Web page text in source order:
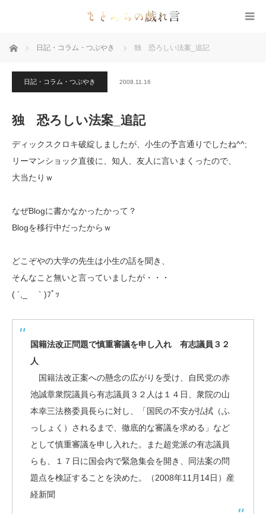
ホーム 日記・コラム・つぶやき 独 恐ろしい法案_追記
日記・コラム・つぶやき 2008.11.16
独 恐ろしい法案_追記
ディックスクロキ破綻しましたが、小生の予言通りでしたね^^;
リーマンショック直後に、知人、友人に言いまくったので、
大当たりｗ
なぜBlogに書かなかったかって？
Blogを移行中だったからｗ
どこぞやの大学の先生は小生の話を聞き、
そんなこと無いと言っていましたが・・・
( ´,_ゝ｀)ﾌﾟｯ
国籍法改正問題で慎重審議を申し入れ 有志議員３２
人
国籍法改正案への懸念の広がりを受け、自民党の赤
池誠章衆院議員ら有志議員３２人は１４日、衆院の山
本幸三法務委員長らに対し、「国民の不安が払拭（ふ
っしょく）されるまで、徹底的な審議を求める」など
として慎重審議を申し入れた。また超党派の有志議員
らも、１７日に国会内で緊急集会を開き、同法案の問
題点を検証することを決めた。（2008年11月14日）産
経新聞